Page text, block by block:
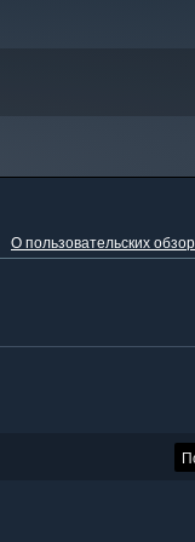
О пользовательских